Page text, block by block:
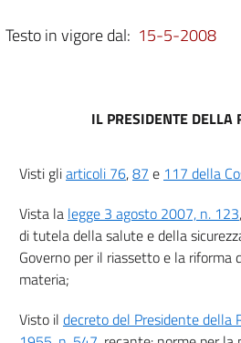
Sistema
9
10
11
12
14
Testo in vigore dal: 15-5-2008
IL PRESIDENTE DELLA
Visti gliarticoli 76,87 e 117 della
Vista la legge 3 agosto 2007, n. 123
di tutela della salute e della
Governo per il riassetto e la riforma
materia;
Visto il decreto del Presidente della